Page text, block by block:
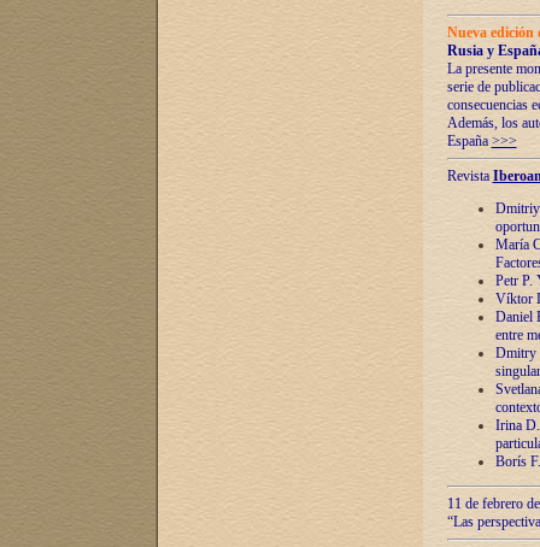
Nueva
Rusia y
La presente
serie de
consecuencias
Además, los
España >>>
Revista
Dmitriy
María
Petr P.
Víktor
Daniel
entre
Dmitry
Irina
Borís
11 de febrero
“Las